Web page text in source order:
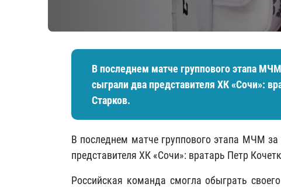
В последнем матче группового этапа
сыграли два представителя ХК «Сочи»:
Старков.
В последнем матче группового этапа МЧМ
представителя ХК «Сочи»: вратарь Петр
Российская команда смогла обыграть